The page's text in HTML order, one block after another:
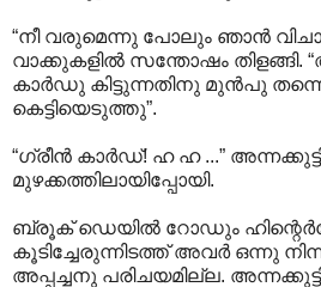
“നീ വരുമെന്നു പോലും ഞാൻ
വാക്കുകളിൽ സന്തോഷം തിളങ്ങി.
കാർഡു കിട്ടുന്നതിനു മുൻപു തന്നെ
കെട്ടിയെടുത്തു”.
“ഗ്രീൻ കാർഡ്! ഹ ഹ ...”
മുഴക്കത്തിലായിപ്പോയി.
ബ്രൂക് ഡെയിൽ റോഡും
കൂടിച്ചേരുന്നിടത്ത് അവർ ഒന്നു
അപ്പച്ചനു പരിചയമില്ല.